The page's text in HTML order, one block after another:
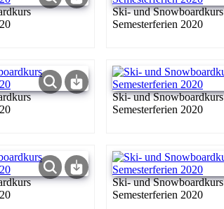
Ski- und Snowboardkurs
Semesterferien 2020
Ski- und Snowboardkurs
Semesterferien 2020
Ski- und Snowboardkurs
Semesterferien 2020